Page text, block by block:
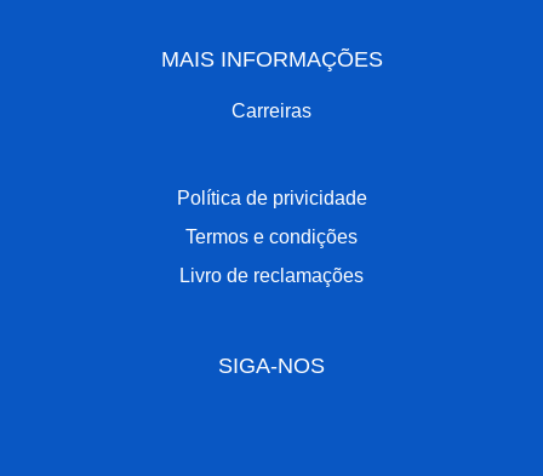
MAIS INFORMAÇÕES
Carreiras
Política de privicidade
Termos e condições
Livro de reclamações
SIGA-NOS